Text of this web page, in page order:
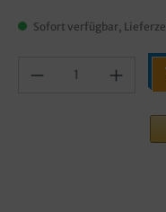
Sofort verfügbar,